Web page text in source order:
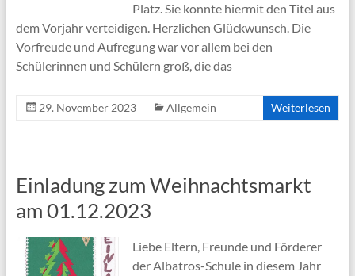
Platz. Sie konnte hiermit den Titel aus
dem Vorjahr verteidigen. Herzlichen Glückwunsch. Die
Vorfreude und Aufregung war vor allem bei den
Schülerinnen und Schülern groß, die das
29. November 2023 Allgemein Weiterlesen
Einladung zum Weihnachtsmarkt
am 01.12.2023
Liebe Eltern, Freunde und Förderer
der Albatros-Schule in diesem Jahr